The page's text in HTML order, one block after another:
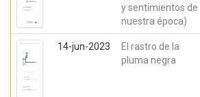
y sentimientos de
nuestra época)
14-jun-2023
El rastro de la
pluma negra